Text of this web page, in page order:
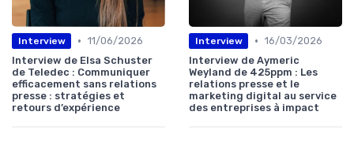
Interview • 11/06/2026
Interview de Elsa Schuster
de Teledec : Communiquer
efficacement sans relations
presse : stratégies et
retours d’expérience
Interview • 16/03/2026
Interview de Aymeric
Weyland de 425ppm : Les
relations presse et le
marketing digital au service
des entreprises à impact